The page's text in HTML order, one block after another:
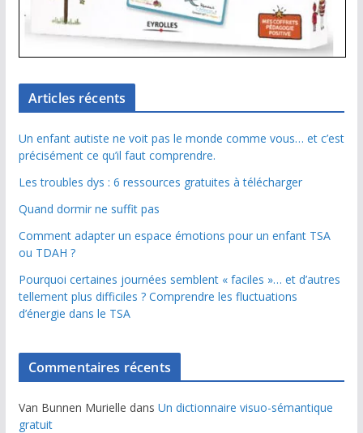
Articles récents
Un enfant autiste ne voit pas le monde comme vous… et c’est
précisément ce qu’il faut comprendre.
Les troubles dys : 6 ressources gratuites à télécharger
Quand dormir ne suffit pas
Comment adapter un espace émotions pour un enfant TSA
ou TDAH ?
Pourquoi certaines journées semblent « faciles »… et d’autres
tellement plus difficiles ? Comprendre les fluctuations
d’énergie dans le TSA
Commentaires récents
Van Bunnen Murielle dans Un dictionnaire visuo-sémantique
gratuit